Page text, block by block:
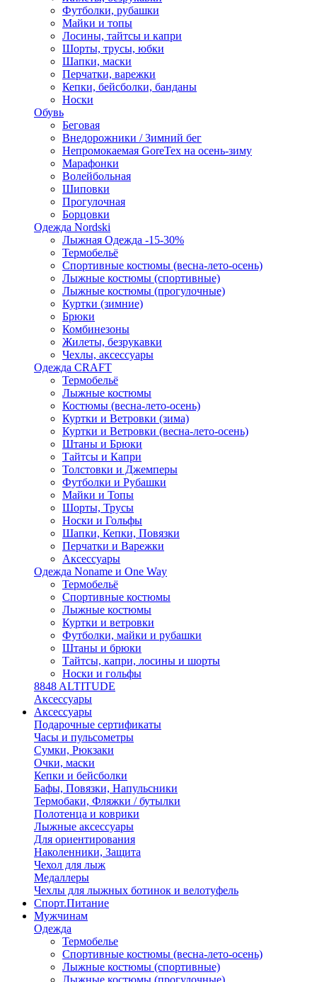
Футболки, рубашки
Майки и топы
Лосины, тайтсы и капри
Шорты, трусы, юбки
Шапки, маски
Перчатки, варежки
Кепки, бейсболки, банданы
Носки
Обувь
Беговая
Внедорожники / Зимний бег
Непромокаемая GoreTex на осень-зиму
Марафонки
Волейбольная
Шиповки
Прогулочная
Борцовки
Одежда Nordski
Лыжная Одежда -15-30%
Термобельё
Спортивные костюмы (весна-лето-осень)
Лыжные костюмы (спортивные)
Лыжные костюмы (прогулочные)
Куртки (зимние)
Брюки
Комбинезоны
Жилеты, безрукавки
Чехлы, аксессуары
Одежда CRAFT
Термобельё
Лыжные костюмы
Костюмы (весна-лето-осень)
Куртки и Ветровки (зима)
Куртки и Ветровки (весна-лето-осень)
Штаны и Брюки
Тайтсы и Капри
Толстовки и Джемперы
Футболки и Рубашки
Майки и Топы
Шорты, Трусы
Носки и Гольфы
Шапки, Кепки, Повязки
Перчатки и Варежки
Аксессуары
Одежда Noname и One Way
Термобельё
Спортивные костюмы
Лыжные костюмы
Куртки и ветровки
Футболки, майки и рубашки
Штаны и брюки
Тайтсы, капри, лосины и шорты
Носки и гольфы
8848 ALTITUDE
Аксессуары
Аксессуары
Подарочные сертификаты
Часы и пульсометры
Сумки, Рюкзаки
Очки, маски
Кепки и бейсболки
Бафы, Повязки, Напульсники
Термобаки, Фляжки / бутылки
Полотенца и коврики
Лыжные аксессуары
Для ориентирования
Наколенники, Защита
Чехол для лыж
Медаллеры
Чехлы для лыжных ботинок и велотуфель
Спорт.Питание
Мужчинам
Одежда
Термобелье
Спортивные костюмы (весна-лето-осень)
Лыжные костюмы (спортивные)
Лыжные костюмы (прогулочные)